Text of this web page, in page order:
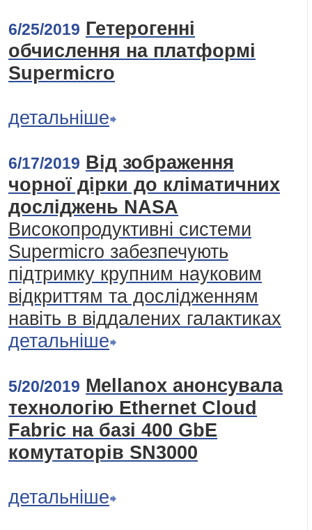
6/25/2019 Гетерогенні
обчислення на платформі
Supermicro
детальніше
6/17/2019 Від зображення
чорної дірки до кліматичних
досліджень NASA
Високопродуктивні системи
Supermicro забезпечують
підтримку крупним науковим
відкриттям та дослідженням
навіть в віддалених галактиках
детальніше
5/20/2019 Mellanox анонсувала
технологію Ethernet Cloud
Fabric на базі 400 GbE
комутаторів SN3000
детальніше